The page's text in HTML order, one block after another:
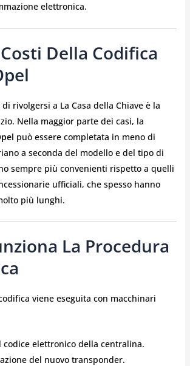
elettronica.
Della Codifica
rivolgersi a La Casa della Chiave è la
Nella maggior parte dei casi, la
può essere completata in meno di
a seconda del modello e del tipo di
sempre più convenienti rispetto a quelli
ufficiali, che spesso hanno
più lunghi.
La Procedura
viene eseguita con macchinari
codice elettronico della centralina.
del nuovo transponder.